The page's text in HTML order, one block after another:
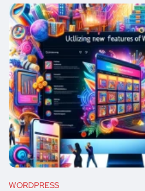
WORDPRESS